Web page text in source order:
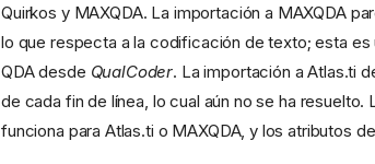
Quirkos y MAXQDA. La importación a MAXQDA
lo que respecta a la codificación de texto; esta
QDA desde QualCoder. La importación a Atlas.ti
de cada fin de línea, lo cual aún no se ha
funciona para Atlas.ti o MAXQDA, y los atributos